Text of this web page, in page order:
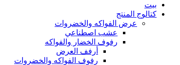
بيت
كتالوج المنتج
عرض الفواكه والخضروات
عشب اصطناعي
رفوف الخضار والفواكه
أرفف العرض
رفوف الفواكه والخضروات